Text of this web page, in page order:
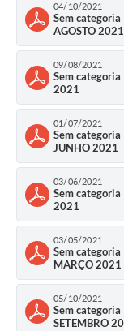
04/10/2021
Sem categoria
AGOSTO 2021
09/08/2021
Sem categoria
2021
01/07/2021
Sem categoria
JUNHO 2021
03/06/2021
Sem categoria
2021
03/05/2021
Sem categoria
MARÇO 2021
05/10/2021
Sem categoria
SETEMBRO